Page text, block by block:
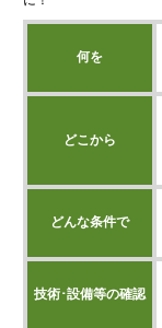
何を
どこから
どんな条件で
技術･設備等の確認